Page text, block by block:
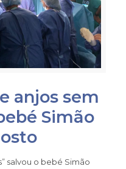
anjos sem
Simão
salvou o bebé Simão